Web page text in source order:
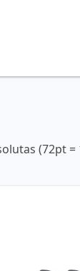
(72pt =